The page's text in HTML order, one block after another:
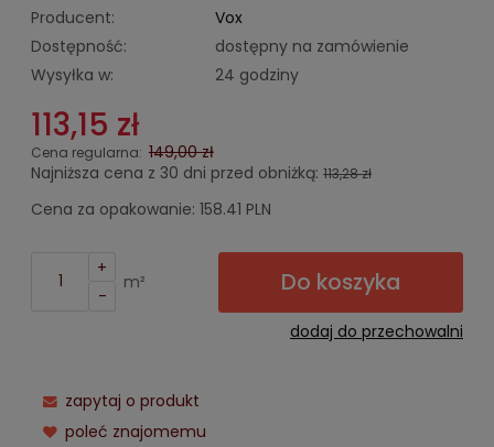
Producent:
Vox
Dostępność:
dostępny na zamówienie
Wysyłka w:
24 godziny
113,15 zł
Cena regularna: 149,00 zł
Najniższa cena z 30 dni przed obniżką: 113,28 zł
Cena za opakowanie: 158.41 PLN
+
-
m² Do koszyka
dodaj do przechowalni
zapytaj o produkt
poleć znajomemu